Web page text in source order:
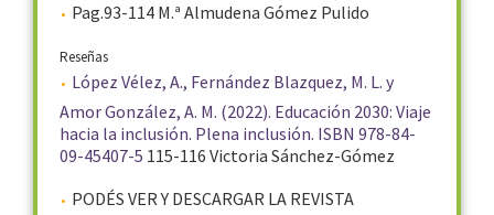
Pag.93-114 M.ª Almudena Gómez Pulido
Reseñas
López Vélez, A., Fernández Blazquez, M. L. y
Amor González, A. M. (2022). Educación 2030: Viaje
hacia la inclusión. Plena inclusión. ISBN 978-84-
09-45407-5 115-116 Victoria Sánchez-Gómez
PODÉS VER Y DESCARGAR LA REVISTA